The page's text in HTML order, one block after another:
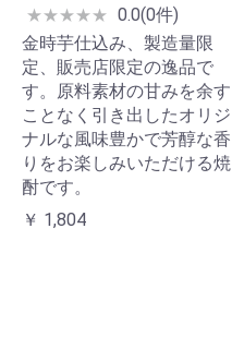
★★★★★ 0.0(0件)
金時芋仕込み、製造量限
定、販売店限定の逸品で
す。原料素材の甘みを余す
ことなく引き出したオリジ
ナルな風味豊かで芳醇な香
りをお楽しみいただける焼
酎です。
￥ 1,804